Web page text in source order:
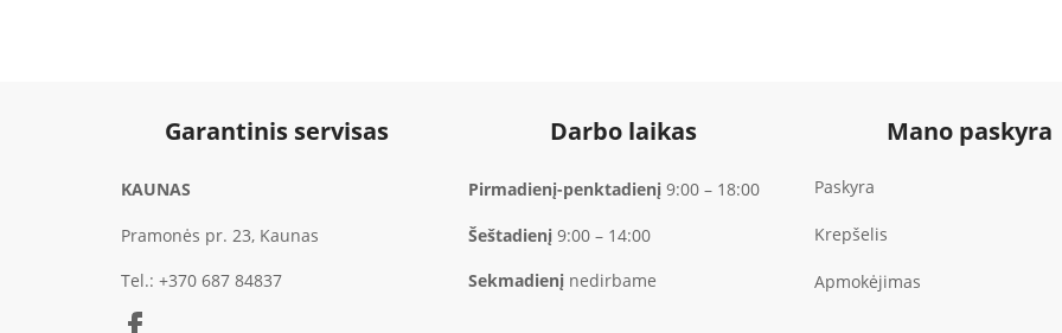
Garantinis servisas
KAUNAS
Pramonės pr. 23, Kaunas
Tel.: +370 687 84837
Darbo laikas
Pirmadienį-penktadienį9:00 – 18:00
Šeštadienį9:00 – 14:00
Sekmadienįnedirbame
Mano paskyra
Paskyra
Krepšelis
Apmokėjimas